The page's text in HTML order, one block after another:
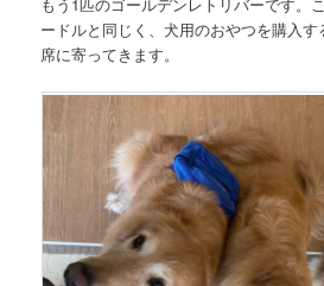
ードルと同じく、犬用のおやつを購入
席に寄ってきます。